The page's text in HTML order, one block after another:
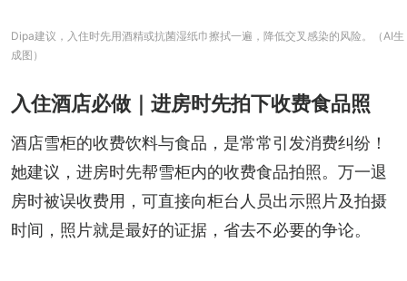
Dipa建议，入住时先用酒精或抗菌湿纸巾擦拭一遍，降低交叉感染的风险。（AI生
成图）
入住酒店必做｜进房时先拍下收费食品照
酒店雪柜的收费饮料与食品，是常常引发消费纠纷！
她建议，进房时先帮雪柜内的收费食品拍照。万一退
房时被误收费用，可直接向柜台人员出示照片及拍摄
时间，照片就是最好的证据，省去不必要的争论。